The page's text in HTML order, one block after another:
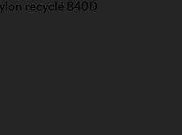
recyclé 840D